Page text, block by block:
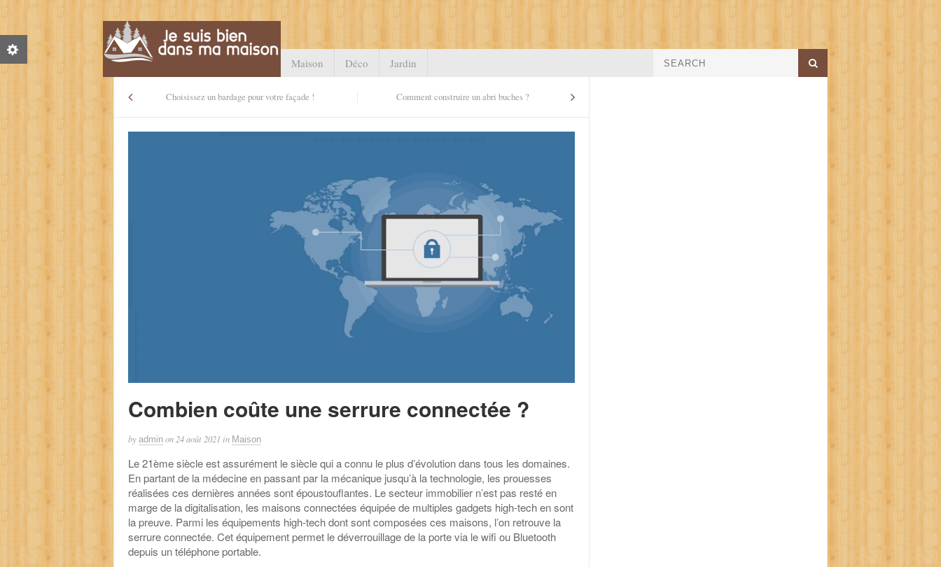
Maison Déco Jardin
Choisissez un bardage pour votre façade ! Comment construire un abri buches ?
Combien coûte une serrure connectée ?
by admin on 24 août 2021 in Maison
Le 21ème siècle est assurément le siècle qui a connu le plus d’évolution dans tous les domaines.
En partant de la médecine en passant par la mécanique jusqu’à la technologie, les prouesses
réalisées ces dernières années sont époustouflantes. Le secteur immobilier n’est pas resté en
marge de la digitalisation, les maisons connectées équipée de multiples gadgets high-tech en sont
la preuve. Parmi les équipements high-tech dont sont composées ces maisons, l’on retrouve la
serrure connectée. Cet équipement permet le déverrouillage de la porte via le wifi ou Bluetooth
depuis un téléphone portable.